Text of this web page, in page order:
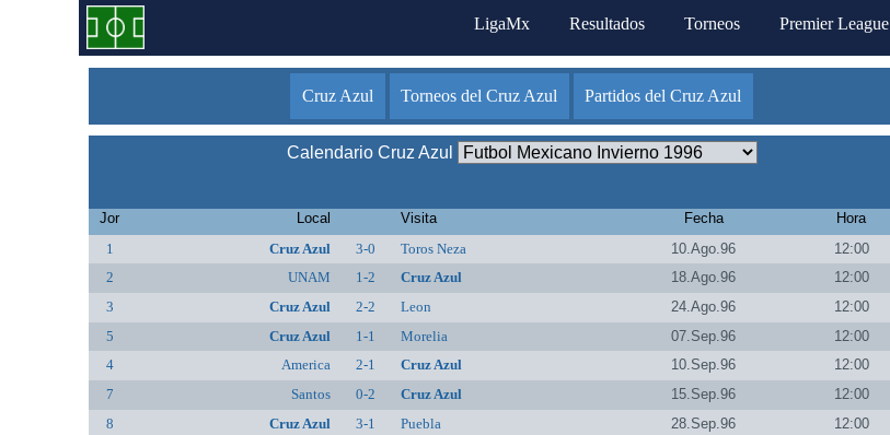
LigaMx Resultados Torneos Premier League
Cruz Azul Torneos del Cruz Azul Partidos del Cruz Azul
Calendario Cruz Azul
Jor Local Visita Fecha
Hora
1
Cruz Azul 3-0 Toros Neza 10.Ago.96
12:00
2
UNAM 1-2 Cruz Azul 18.Ago.96
12:00
3
Cruz Azul 2-2 Leon 24.Ago.96
12:00
5
Cruz Azul 1-1 Morelia 07.Sep.96
12:00
4
America 2-1 Cruz Azul 10.Sep.96
12:00
7
Santos 0-2 Cruz Azul 15.Sep.96
12:00
8
Cruz Azul 3-1 Puebla 28.Sep.96
12:00